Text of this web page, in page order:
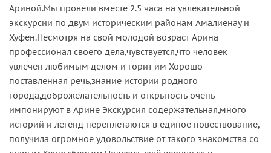
Ариной.Мы провели вместе 2.5 часа на увлекательной
экскурсии по двум историческим районам Амалиенау и
Хуфен.Несмотря на свой молодой возраст Арина
профессионал своего дела,чувствуется,что человек
увлечен любимым делом и горит им Хорошо
поставленная речь,знание истории родного
города,доброжелательность и открытость очень
импонируют в Арине Экскурсия содержательная,много
историй и легенд переплетаются в единое повествование,
получила огромное удовольствие от такого знакомства со